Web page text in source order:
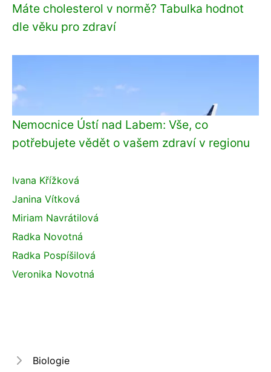
Máte cholesterol v normě? Tabulka hodnot
dle věku pro zdraví
Nemocnice Ústí nad Labem: Vše, co
potřebujete vědět o vašem zdraví v regionu
Ivana Křížková
Janina Vítková
Miriam Navrátilová
Radka Novotná
Radka Pospíšilová
Veronika Novotná
Biologie